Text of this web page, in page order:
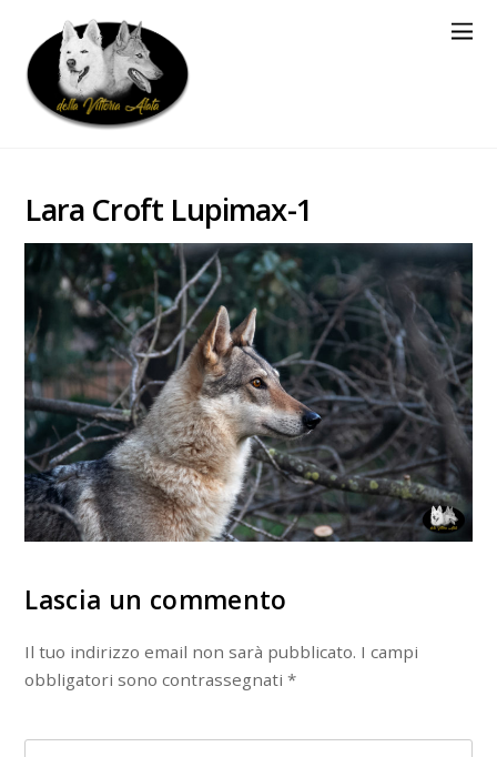
Lara Croft Lupimax-1
Lascia un commento
Il tuo indirizzo email non sarà pubblicato. I campi
obbligatori sono contrassegnati*